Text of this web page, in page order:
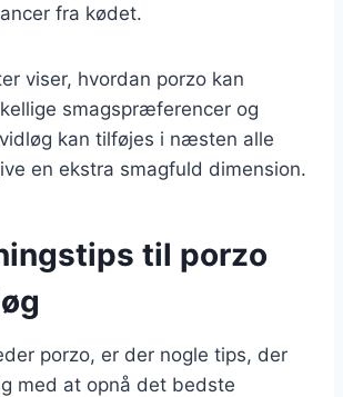
fra kødet.
viser, hvordan porzo kan
smagspræferencer og
kan tilføjes i næsten alle
en ekstra smagfuld dimension.
til porzo
porzo, er der nogle tips, der
med at opnå det bedste